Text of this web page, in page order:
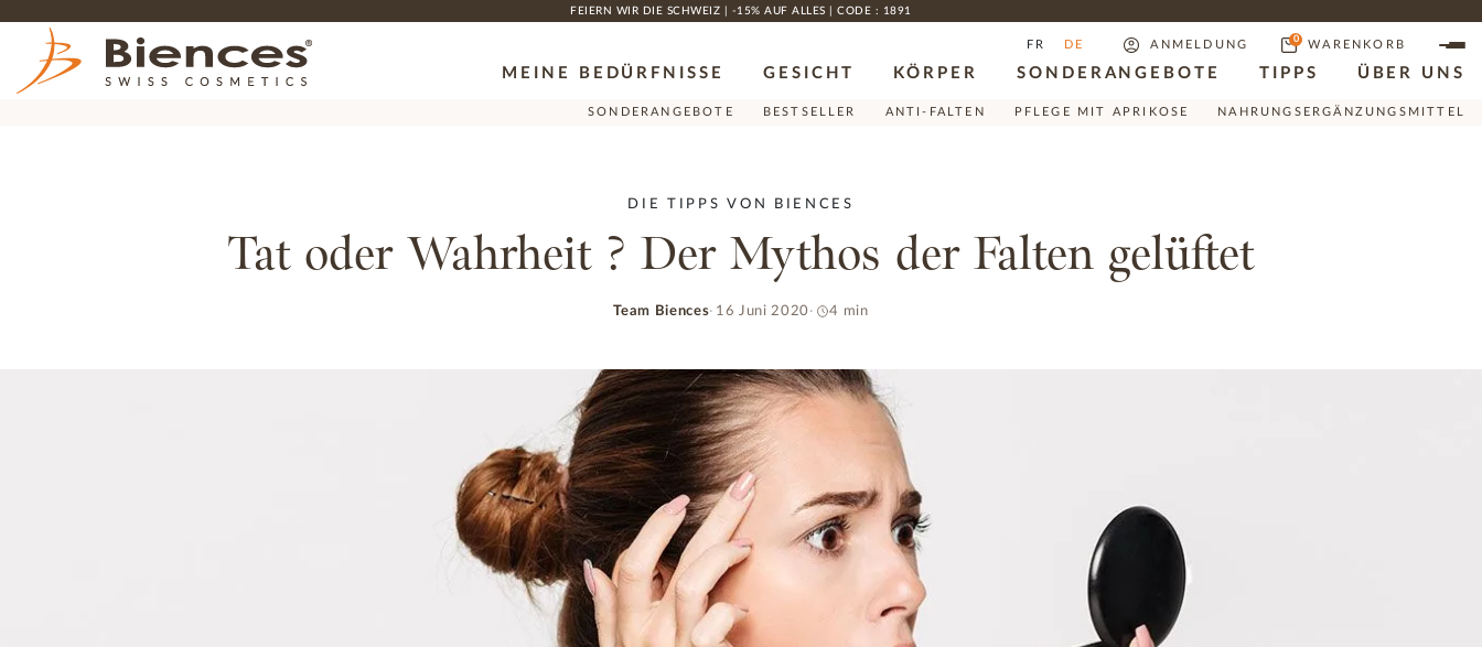
FEIERN WIR DIE SCHWEIZ | -15% AUF ALLES | CODE : 1891
FR DE ANMELDUNG 0 WARENKORB
MEINE BEDÜRFNISSE GESICHT KÖRPER SONDERANGEBOTE TIPPS ÜBER UNS
SONDERANGEBOTE BESTSELLER ANTI-FALTEN PFLEGE MIT APRIKOSE NAHRUNGSERGÄNZUNGSMITTEL
DIE TIPPS VON BIENCES
Tat oder Wahrheit ? Der Mythos der Falten gelüftet
Team Biences 16 Juni 2020 4 min